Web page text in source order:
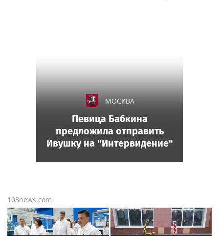
103news.com
МОСКВА
Певица Бабкина
предложила отправить
Ивушку на "Интервидение"